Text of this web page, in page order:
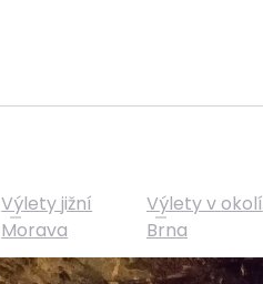
Výlety jižní
Morava
Výlety v okolí
Brna